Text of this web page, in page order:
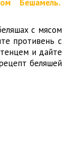
Бешамель.
с мясом
противень с
и дайте
беляшей